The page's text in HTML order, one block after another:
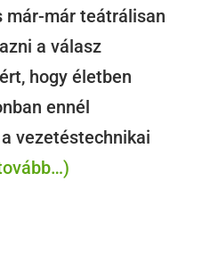
már-már teátrálisan
a válasz
hogy életben
ennél
vezetéstechnikai